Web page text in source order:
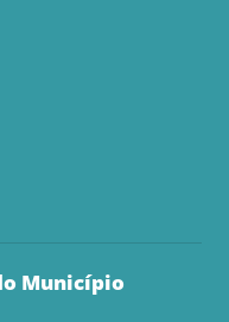
Município